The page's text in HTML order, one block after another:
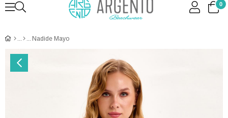
0
Nadide Mayo